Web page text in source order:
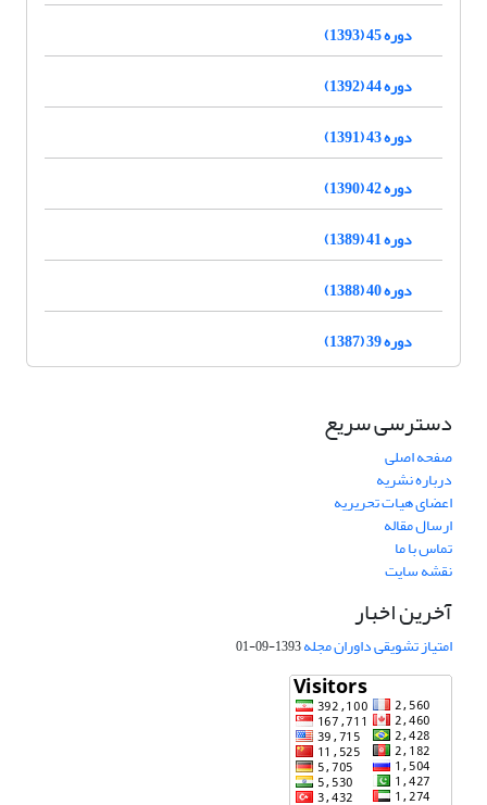
دوره 45 (1393)
دوره 44 (1392)
دوره 43 (1391)
دوره 42 (1390)
دوره 41 (1389)
دوره 40 (1388)
دوره 39 (1387)
دسترسی سریع
صفحه اصلی
درباره نشریه
اعضای هیات تحریریه
ارسال مقاله
تماس با ما
نقشه سایت
آخرین اخبار
امتیاز تشویقی داوران مجله1393-09-01